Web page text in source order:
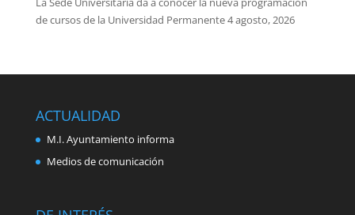
de cursos de la Universidad Permanente4 agosto, 2026
ACTUALIDAD
M.I. Ayuntamiento informa
Medios de comunicación